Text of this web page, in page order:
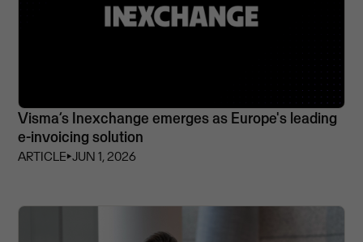
Visma’s Inexchange emerges as Europe's leading
e-invoicing solution
ARTICLE⏵JUN 1, 2026